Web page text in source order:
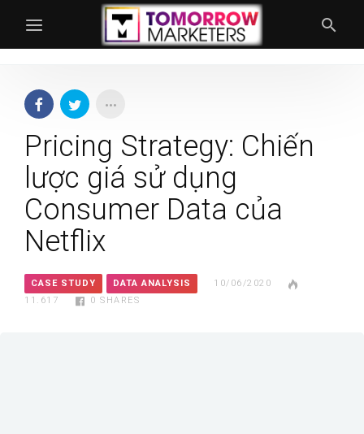
Pricing Strategy: Chiến
lược giá sử dụng
Consumer Data của
Netflix
CASE STUDY DATA ANALYSIS
10/06/2020
11.617
0 SHARES